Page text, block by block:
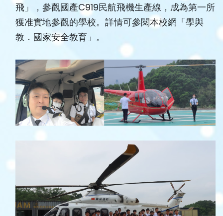
飛」，參觀國產C919民航飛機生產線，成為第一所
獲准實地參觀的學校。詳情可參閱本校網「學與
教．國家安全教育」。